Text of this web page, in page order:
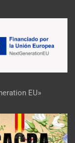
EU»